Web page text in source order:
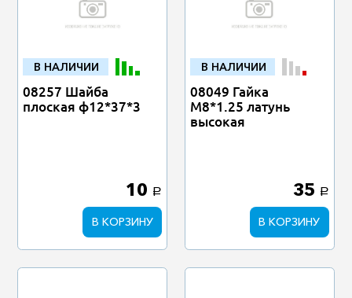
В НАЛИЧИИ
08257 Шайба
плоская ф12*37*3
10 a
В КОРЗИНУ
В НАЛИЧИИ
08049 Гайка
М8*1.25 латунь
высокая
35 a
В КОРЗИНУ